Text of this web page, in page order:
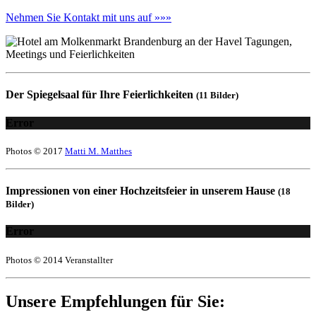
Nehmen Sie Kontakt mit uns auf »»»
Der Spiegelsaal für Ihre Feierlichkeiten (11 Bilder)
Error
Photos © 2017 Matti M. Matthes
Impressionen von einer Hochzeitsfeier in unserem Hause (18
Bilder)
Error
Photos © 2014 Veranstallter
Unsere Empfehlungen für Sie: